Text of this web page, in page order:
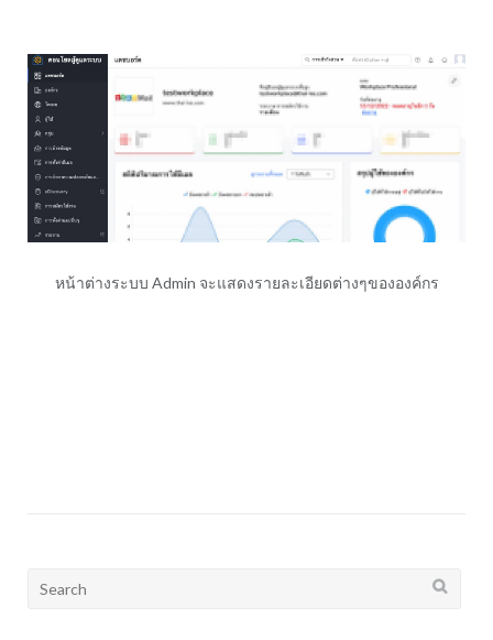
หน้าต่างระบบ Admin จะแสดงรายละเอียดต่างๆขององค์กร
Search